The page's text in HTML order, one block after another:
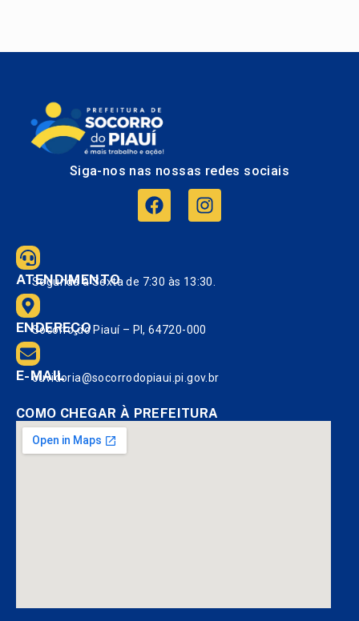
Siga-nos nas nossas redes sociais
ATENDIMENTO
Segunda à Sexta de 7:30 às 13:30.
ENDEREÇO
Socorro do Piauí – PI, 64720-000
E-MAIL
ouvidoria@socorrodopiaui.pi.gov.br
COMO CHEGAR À PREFEITURA